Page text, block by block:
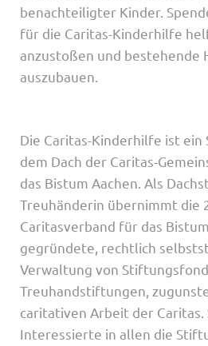
benachteiligter Kinder.
für die Caritas-Kinderhilfe
anzustoßen und bestehende
auszubauen.
Die Caritas-Kinderhilfe ist
dem Dach der Caritas-
das Bistum Aachen. Als
Treuhänderin übernimmt die
Caritasverband für das
gegründete, rechtlich
Verwaltung von
Treuhandstiftungen,
caritativen Arbeit der Caritas.
Interessierte in allen die